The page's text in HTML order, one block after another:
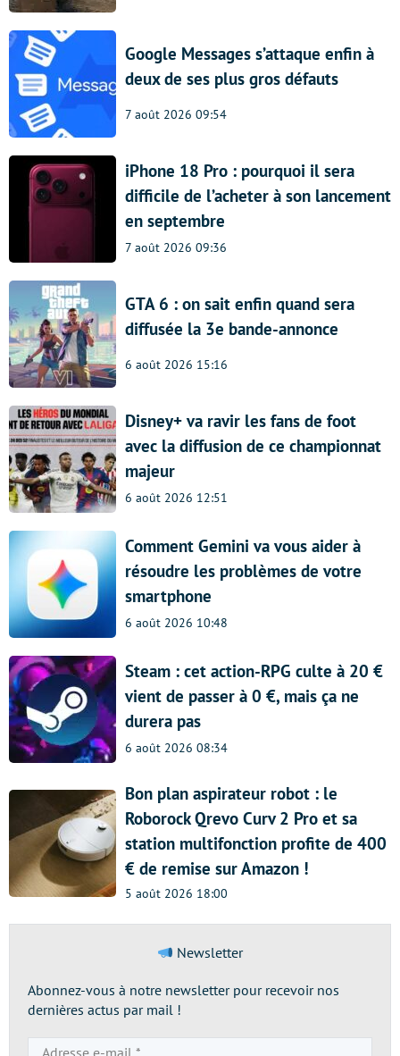
Google Messages s’attaque enfin à
deux de ses plus gros défauts
7 août 2026 09:54
iPhone 18 Pro : pourquoi il sera
difficile de l’acheter à son lancement
en septembre
7 août 2026 09:36
GTA 6 : on sait enfin quand sera
diffusée la 3e bande-annonce
6 août 2026 15:16
Disney+ va ravir les fans de foot
avec la diffusion de ce championnat
majeur
6 août 2026 12:51
Comment Gemini va vous aider à
résoudre les problèmes de votre
smartphone
6 août 2026 10:48
Steam : cet action-RPG culte à 20 €
vient de passer à 0 €, mais ça ne
durera pas
6 août 2026 08:34
Bon plan aspirateur robot : le
Roborock Qrevo Curv 2 Pro et sa
station multifonction profite de 400
€ de remise sur Amazon !
5 août 2026 18:00
Newsletter
Abonnez-vous à notre newsletter pour recevoir nos
dernières actus par mail !